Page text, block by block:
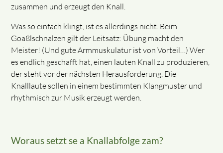
zusammen und erzeugt den Knall.
Was so einfach klingt, ist es allerdings nicht. Beim
Goaßlschnalzen gilt der Leitsatz: Übung macht den
Meister! (Und gute Armmuskulatur ist von Vorteil…) Wer
es endlich geschafft hat, einen lauten Knall zu produzieren,
der steht vor der nächsten Herausforderung. Die
Knalllaute sollen in einem bestimmten Klangmuster und
rhythmisch zur Musik erzeugt werden.
Woraus setzt se a Knallabfolge zam?